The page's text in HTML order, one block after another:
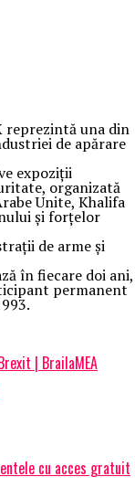
reprezintă una din
de apărare
expoziții
organizată
Unite, Khalifa
și forțelor
de arme și
în fiecare doi ani,
permanent
| BrailaMEA
cu acces gratuit